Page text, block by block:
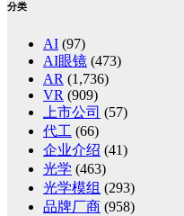
分类
AI (97)
AI眼镜 (473)
AR (1,736)
VR (909)
上市公司 (57)
代工 (66)
企业介绍 (41)
光学 (463)
光学模组 (293)
品牌厂商 (958)